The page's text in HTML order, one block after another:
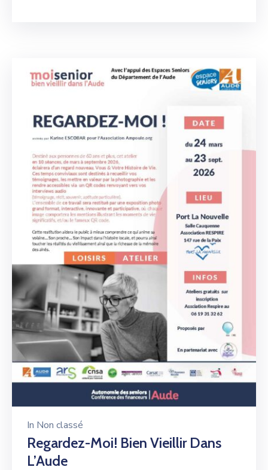
In Non classé
Regardez-Moi! Bien Vieillir Dans
L’Aude